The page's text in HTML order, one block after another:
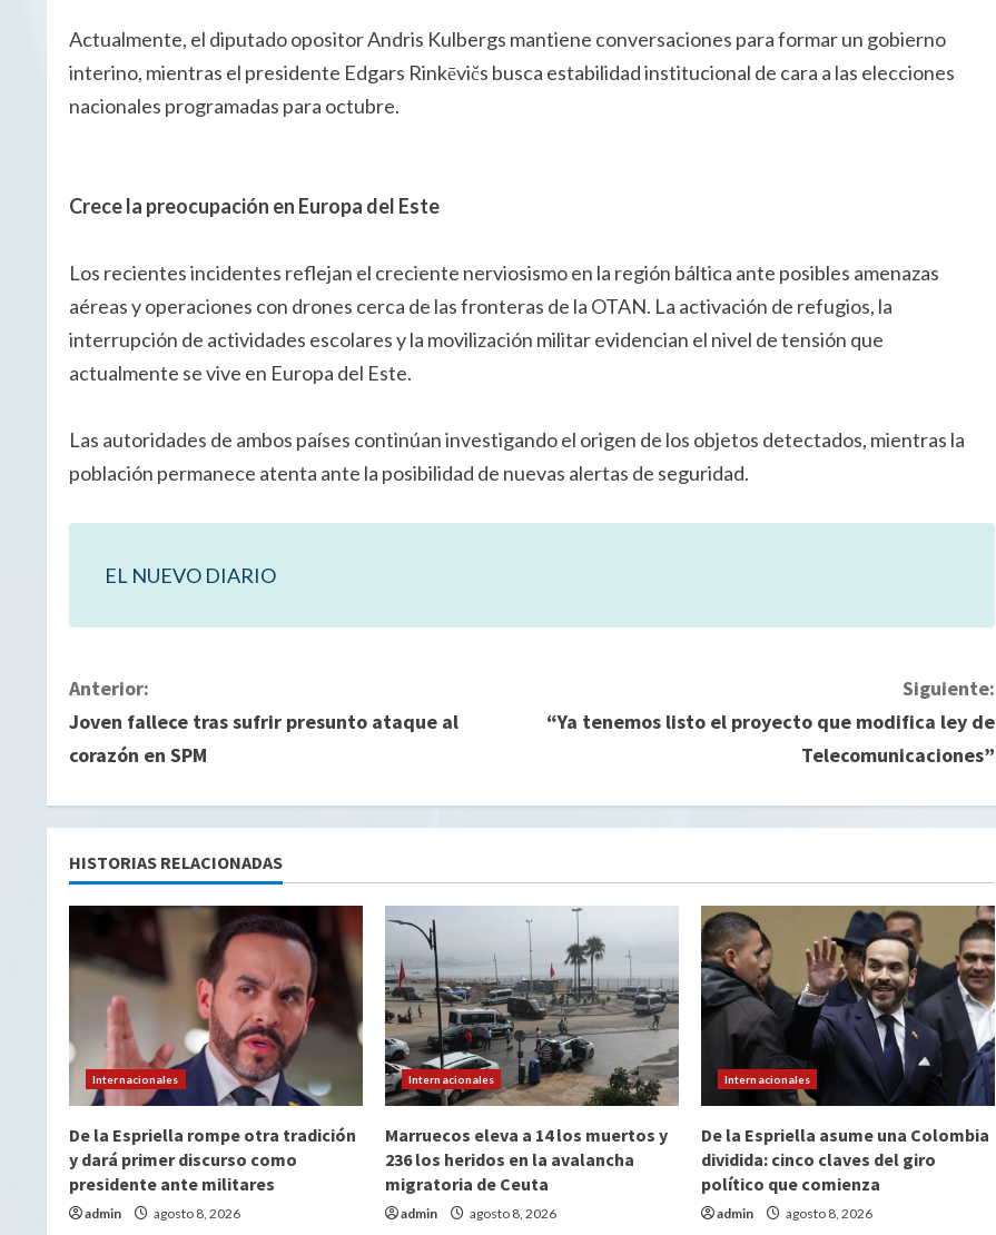
Actualmente, el diputado opositor Andris Kulbergs mantiene conversaciones para formar un gobierno
interino, mientras el presidente Edgars Rinkēvičs busca estabilidad institucional de cara a las elecciones
nacionales programadas para octubre.
Crece la preocupación en Europa del Este
Los recientes incidentes reflejan el creciente nerviosismo en la región báltica ante posibles amenazas
aéreas y operaciones con drones cerca de las fronteras de la OTAN. La activación de refugios, la
interrupción de actividades escolares y la movilización militar evidencian el nivel de tensión que
actualmente se vive en Europa del Este.
Las autoridades de ambos países continúan investigando el origen de los objetos detectados, mientras la
población permanece atenta ante la posibilidad de nuevas alertas de seguridad.
EL NUEVO DIARIO
S
i
u
e
e
e
n
d
o
Anterior:
Joven fallece tras sufrir presunto ataque al
corazón en SPM
Siguiente:
“Ya tenemos listo el proyecto que modifica ley de
Telecomunicaciones”
HISTORIAS RELACIONADAS
Internacionales
De la Espriella rompe otra tradición
y dará primer discurso como
presidente ante militares
admin agosto 8, 2026
Internacionales
Marruecos eleva a 14 los muertos y
236 los heridos en la avalancha
migratoria de Ceuta
admin agosto 8, 2026
Internacionales
De la Espriella asume una Colombia
dividida: cinco claves del giro
político que comienza
admin agosto 8, 2026